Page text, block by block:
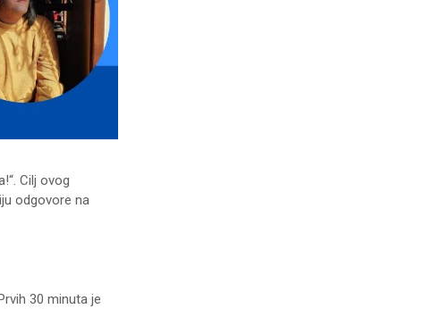
Cilj ovog
odgovore na
30 minuta je